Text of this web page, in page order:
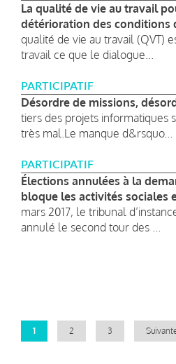
La qualité de vie au travail
détérioration des conditions
qualité de vie au travail (QVT)
travail ce que le dialogue...
PARTICIPATIF
Désordre de missions,
tiers des projets informatiques
très mal.Le manque d&rsquo...
PARTICIPATIF
Élections annulées à la
bloque les activités sociales
mars 2017, le tribunal
annulé le second tour des ...
Page
1 Page
2 Page
3
Page